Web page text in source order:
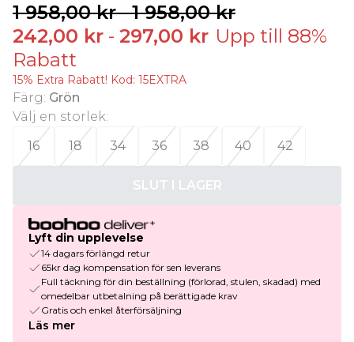
1 958,00 kr-1 958,00 kr
242,00 kr - 297,00 kr Upp till 88%
Rabatt
15% Extra Rabatt! Kod: 15EXTRA
Färg: Grön
Välj en storlek:
16
18 34 36 38 40 42
SLUT I LAGER
Lyft din upplevelse
14 dagars förlängd retur
65kr dag kompensation för sen leverans
Full täckning för din beställning (förlorad, stulen, skadad) med
omedelbar utbetalning på berättigade krav
Gratis och enkel återförsäljning
Läs mer